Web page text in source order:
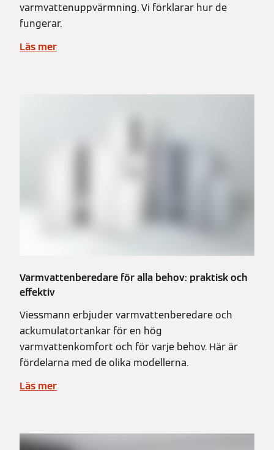
varmvattenuppvärmning. Vi förklarar hur de
fungerar.
Läs mer
Varmvattenberedare för alla behov: praktisk och
effektiv
Viessmann erbjuder varmvattenberedare och
ackumulatortankar för en hög
varmvattenkomfort och för varje behov. Här är
fördelarna med de olika modellerna.
Läs mer